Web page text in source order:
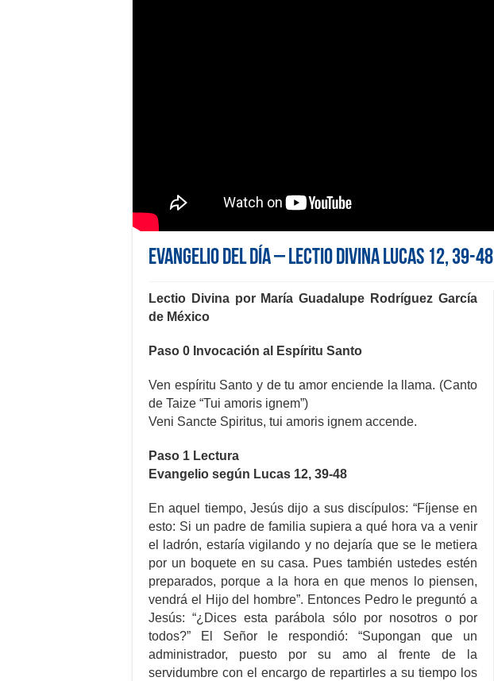
Evangelio del día – Lectio Divina Lucas 12, 39-48
Lectio Divina por María Guadalupe Rodríguez García
de México
Paso 0 Invocación al Espíritu Santo
Ven espíritu Santo y de tu amor enciende la llama. (Canto
de Taize “Tui amoris ignem”)
Veni Sancte Spiritus, tui amoris ignem accende.
Paso 1 Lectura
Evangelio según Lucas 12, 39-48
En aquel tiempo, Jesús dijo a sus discípulos: “Fíjense en
esto: Si un padre de familia supiera a qué hora va a venir
el ladrón, estaría vigilando y no dejaría que se le metiera
por un boquete en su casa. Pues también ustedes estén
preparados, porque a la hora en que menos lo piensen,
vendrá el Hijo del hombre”. Entonces Pedro le preguntó a
Jesús: “¿Dices esta parábola sólo por nosotros o por
todos?” El Señor le respondió: “Supongan que un
administrador, puesto por su amo al frente de la
servidumbre con el encargo de repartirles a su tiempo los